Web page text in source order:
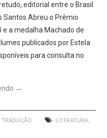
editorial entre o Brasil
Santos Abreu o Prêmio
e a medalha Machado de
publicados por Estela
para consulta no
→
TRADUÇÃO LITERATURA,